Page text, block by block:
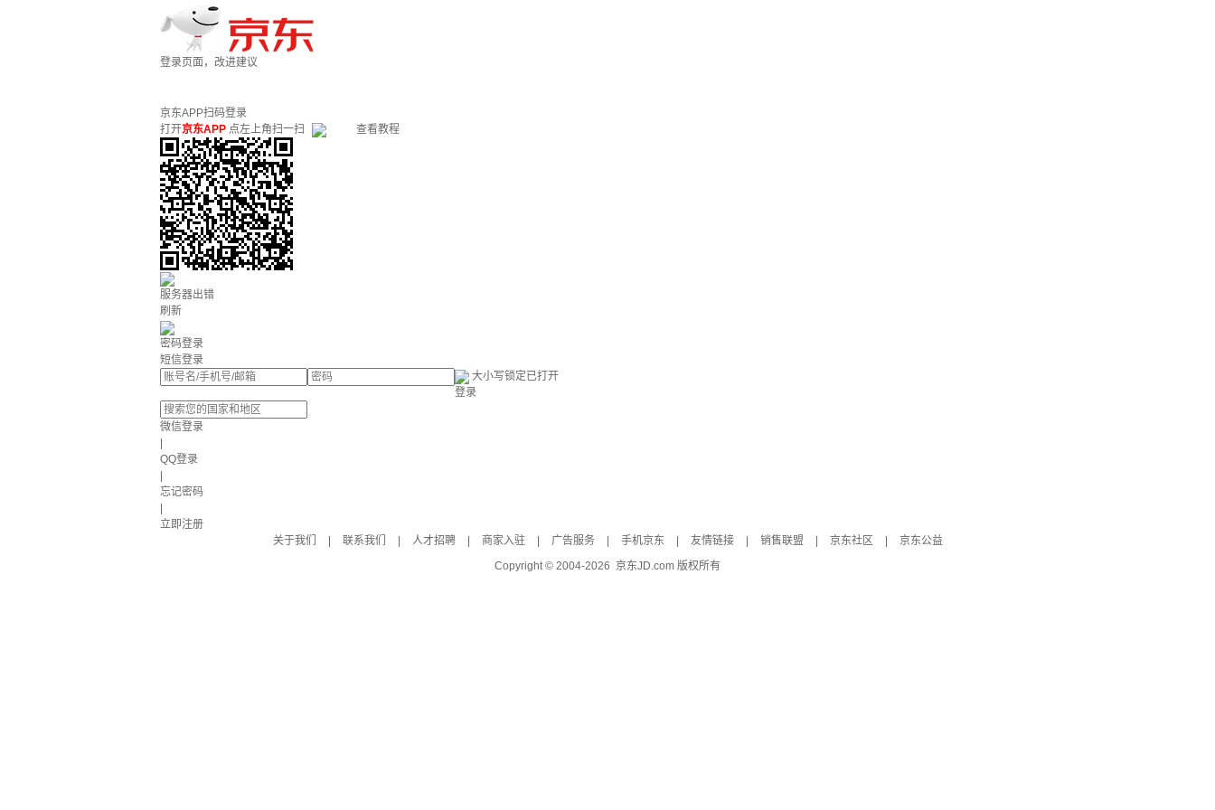
登录页面，改进建议
京东APP扫码登录
打开京东APP 点左上角扫一扫 查看教程
服务器出错
刷新
密码登录
短信登录
大小写锁定已打开
登录
微信登录
QQ登录
忘记密码
立即注册
关于我们
联系我们 人才招聘 商家入驻 广告服务 手机京东 友情链接 销售联盟 京东社区
京东公益
Copyright © 2004-2026 京东JD.com 版权所有